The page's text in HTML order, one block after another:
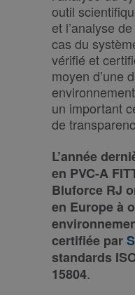
outil
et l’analyse
cas du
vérifié et
moyen d’une
un important
de
L’année
en PVC-A
Bluforce RJ
en Europe à
certifiée par
standards
15804.